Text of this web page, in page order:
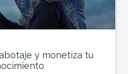
y monetiza tu